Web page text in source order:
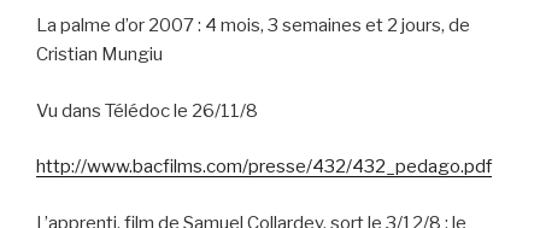
La palme d’or 2007 : 4 mois, 3 semaines et 2 jours, de
Cristian Mungiu
Vu dans Télédoc le 26/11/8
http://www.bacfilms.com/presse/432/432_pedago.pdf
L’apprenti, film de Samuel Collardey, sort le 3/12/8 : le